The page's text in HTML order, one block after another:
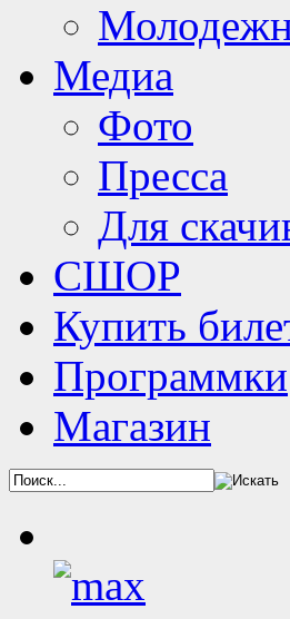
Медиа
Фото
Пресса
Для
СШОР
Купить
Программки
Магазин